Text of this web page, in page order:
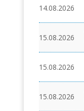
14.08.2026
15.08.2026
15.08.2026
15.08.2026